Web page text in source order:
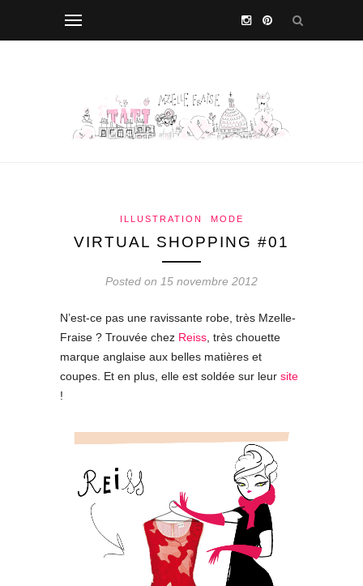
ILLUSTRATION MODE
VIRTUAL SHOPPING #01
Posted on 15 novembre 2012
N’est-ce pas une ravissante robe, très Mzelle-
Fraise ? Trouvée chez Reiss , très chouette
marque anglaise aux belles matières et
coupes. Et en plus, elle est soldée sur leur site
!